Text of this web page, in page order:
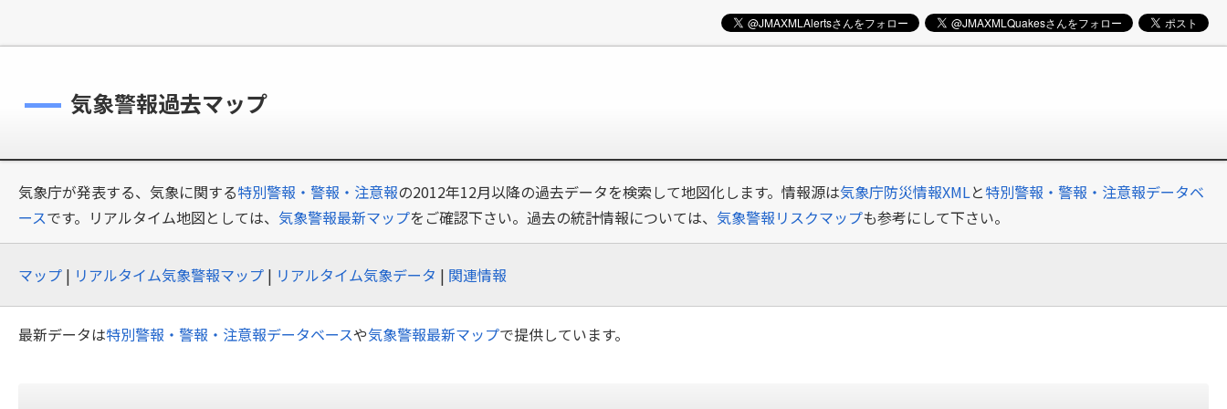
気象警報過去マップ
気象庁が発表する、気象に関する特別警報・警報・注意報の2012年12月以降の過去データを検索して地図化します。情報源は気象庁防災情報XMLと特別警報・警報・注意報データベ
ースです。リアルタイム地図としては、 気象警報最新マップをご確認下さい。過去の統計情報については、 気象警報リスクマップも参考にして下さい。
マップ | リアルタイム気象警報マップ | リアルタイム気象データ | 関連情報
最新データは特別警報・警報・注意報データベースや気象警報最新マップで提供しています。